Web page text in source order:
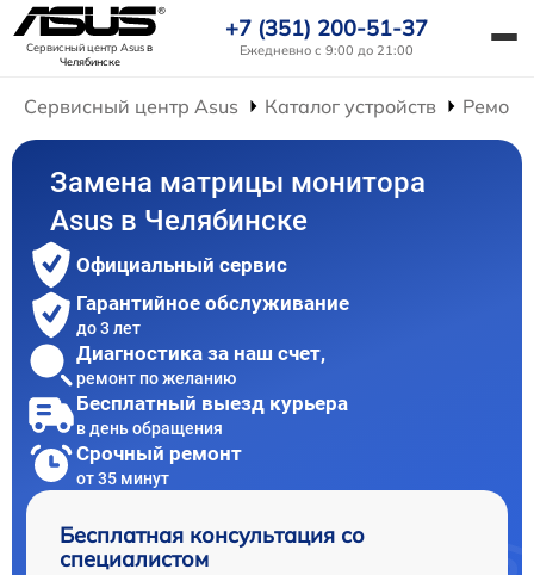
Сервисный центр Asusв
Челябинске
+7 (351) 200-51-37
Ежедневно с 9:00 до 21:00
Сервисный центр Asus Каталог устройств
Замена матрицы монитора
Asus в Челябинске
Официальный сервис
Гарантийное обслуживание
до 3 лет
Диагностика за наш счет,
ремонт по желанию
Бесплатный выезд курьера
в день обращения
Срочный ремонт
от 35 минут
Бесплатная консультация со
специалистом